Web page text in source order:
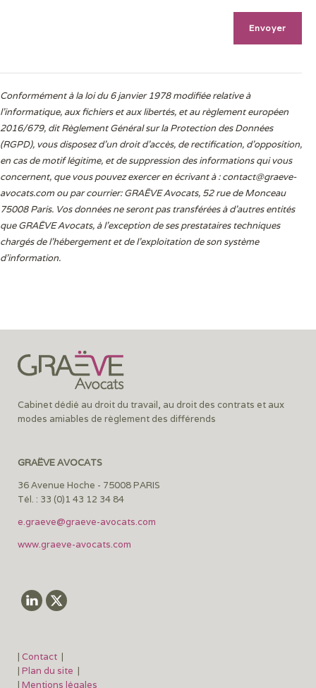
Conformément à la loi du 6 janvier 1978 modifiée relative à
l'informatique, aux fichiers et aux libertés, et au règlement européen
2016/679, dit Règlement Général sur la Protection des Données
(RGPD), vous disposez d’un droit d’accès, de rectification, d’opposition,
en cas de motif légitime, et de suppression des informations qui vous
concernent, que vous pouvez exercer en écrivant à :contact@graeve-
avocats.com ou par courrier: GRAËVE Avocats, 52 rue de Monceau
75008 Paris. Vos données ne seront pas transférées à d’autres entités
que GRAËVE Avocats, à l’exception de ses prestataires techniques
chargés de l’hébergement et de l’exploitation de son système
d’information.
Cabinet dédié au droit du travail, au droit des contrats et aux
modes amiables de règlement des différends
GRAËVE AVOCATS
36 Avenue Hoche - 75008 PARIS
Tél. : 33 (0)1 43 12 34 84
e.graeve@graeve-avocats.com
www.graeve-avocats.com
| Contact |
| Plan du site |
| Mentions légales